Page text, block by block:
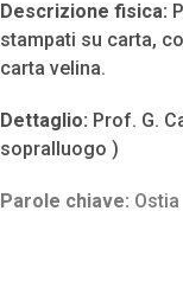
Descrizione fisica:
stampati su carta,
carta velina.
Dettaglio: Prof. G.
sopralluogo )
Parole chiave: Ostia